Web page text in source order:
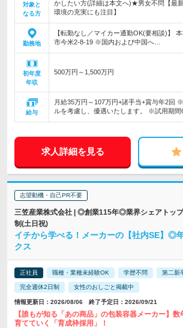
対象と
なる方
かしたい方(詳細は本文へ)★男女不問【最
環境の充実にも注目】
勤務地
【転勤なし／マイカー通勤OK(要相談)】
市今米2-8-19 ※国内および中国へ…
初年度
年収
500万円～1,500万円
給与
月給35万円～107万円+諸手当+賞与年2回
ルを考慮し、優遇いたします。 ※試用期間
求人詳細を見る
志望動機・自己PR不要
三笠産業株式会社 | ◎創業115年◎業界シェアトッ
制(土日祝)
イチから学べる！メーカーの【社内SE】◎
クス
正社員 職種・業種未経験OK 学歴不問 第二新
完全週休2日制 女性のおしごと掲載中
情報更新日：2026/08/06 終了予定日：2026/09/21
【誰もが知る「あの商品」の包装容器メーカー】数
育てていく「育成枠採用」！